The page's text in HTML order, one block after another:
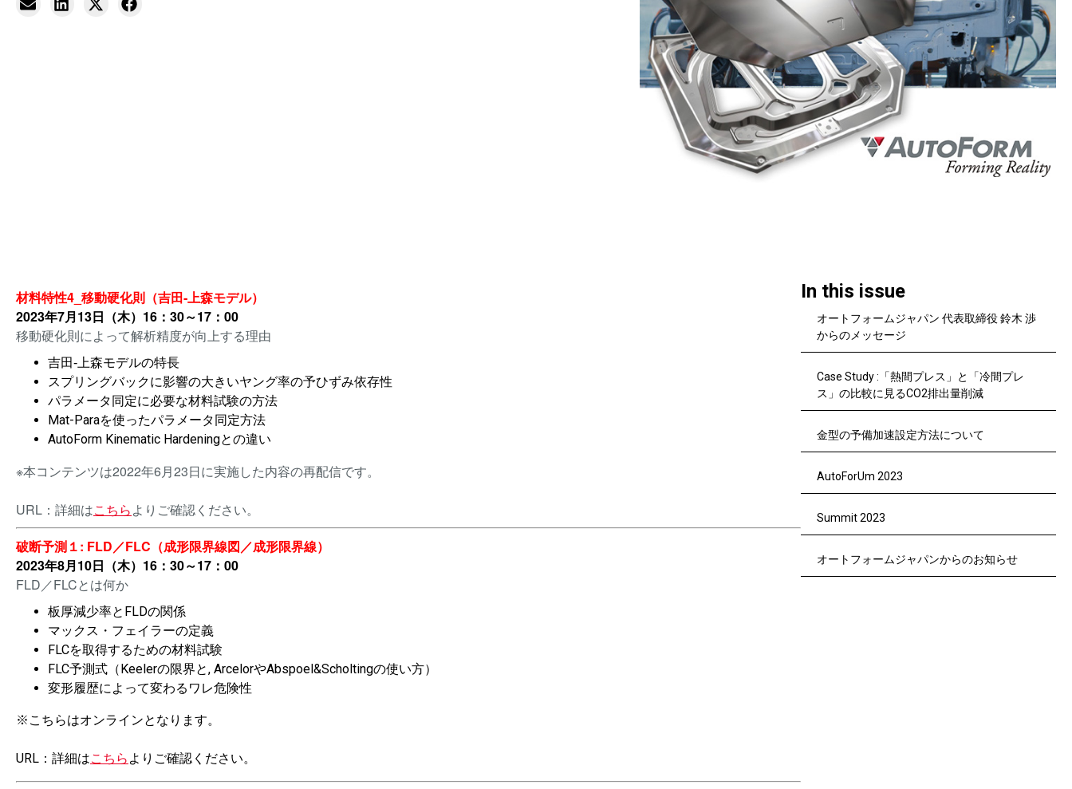
材料特性4_移動硬化則（吉田‐上森モデル）
2023年7月13日（木）16：30～17：00
移動硬化則によって解析精度が向上する理由
吉田‐上森モデルの特長
スプリングバックに影響の大きいヤング率の予ひずみ依存性
パラメータ同定に必要な材料試験の方法
Mat-Paraを使ったパラメータ同定方法
AutoForm Kinematic Hardeningとの違い
※本コンテンツは2022年6月23日に実施した内容の再配信です。
URL：詳細はこちらよりご確認ください。
破断予測１: FLD／FLC（成形限界線図／成形限界線）
2023年8月10日（木）16：30～17：00
FLD／FLCとは何か
板厚減少率とFLDの関係
マックス・フェイラーの定義
FLCを取得するための材料試験
FLC予測式（Keelerの限界と, ArcelorやAbspoel&Scholtingの使い方）
変形履歴によって変わるワレ危険性
※こちらはオンラインとなります。
URL：詳細はこちら よりご確認ください。
In this issue
オートフォームジャパン 代表取締役 鈴木 渉
からのメッセージ
Case Study :「熱間プレス」と「冷間プレ
ス」の比較に見るCO2排出量削減
金型の予備加速設定方法について
AutoForUm 2023
Summit 2023
オートフォームジャパンからのお知らせ